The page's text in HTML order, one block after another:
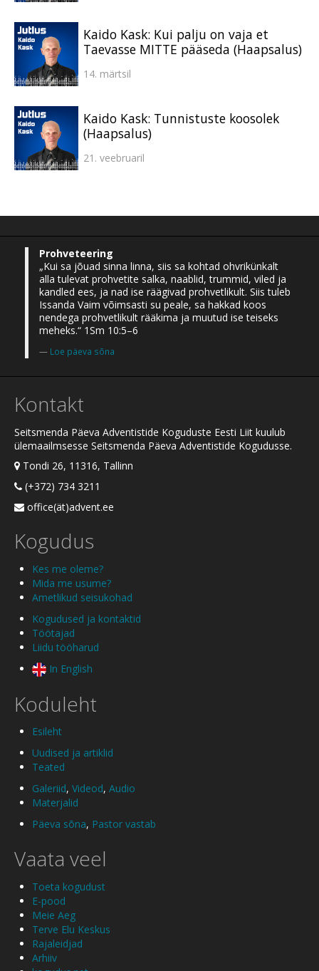
Kaido Kask: Kui palju on vaja et
Taevasse MITTE pääseda (Haapsalus)
14. märtsil
Kaido Kask: Tunnistuste koosolek
(Haapsalus)
21. veebruaril
Prohveteering
„Kui sa jõuad sinna linna, siis sa kohtad ohvrikünkalt
alla tulevat prohvetite salka, naablid, trummid, viled ja
kandled ees, ja nad ise räägivad prohvetlikult. Siis tuleb
Issanda Vaim võimsasti su peale, sa hakkad koos
nendega prohvetlikult rääkima ja muutud ise teiseks
meheks.“ 1Sm 10:5–6
Loe päeva sõna
Kontakt
Seitsmenda Päeva Adventistide Koguduste Eesti Liit kuulub
ülemaailmsesse Seitsmenda Päeva Adventistide Kogudusse.
Tondi 26, 11316, Tallinn
(+372) 734 3211
office(ät)advent.ee
Kogudus
Kes me oleme?
Mida me usume?
Ametlikud seisukohad
Kogudused ja kontaktid
Töötajad
Liidu tööharud
In English
Koduleht
Esileht
Uudised ja artiklid
Teated
Galeriid, Videod, Audio
Materjalid
Päeva sõna, Pastor vastab
Vaata veel
Toeta kogudust
E-pood
Meie Aeg
Terve Elu Keskus
Rajaleidjad
Arhiiv